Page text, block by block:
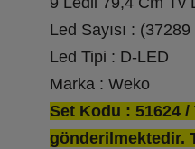
Led Sayısı :
Led Tipi : D-LED
Marka : Weko
Set Kodu : 51624
gönderilmektedir.